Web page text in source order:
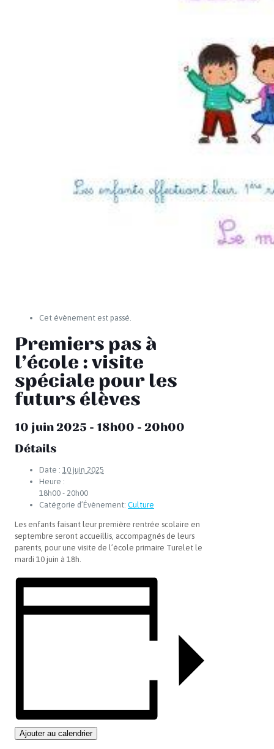
Cet évènement est passé.
Premiers pas à
l’école : visite
spéciale pour les
futurs élèves
10 juin 2025 - 18h00 - 20h00
Détails
Date : 10 juin 2025
Heure :
18h00 - 20h00
Catégorie d’Évènement: Culture
Les enfants faisant leur première rentrée scolaire en
septembre seront accueillis, accompagnés de leurs
parents, pour une visite de l’école primaire Turelet le
mardi 10 juin à 18h.
Ajouter au calendrier